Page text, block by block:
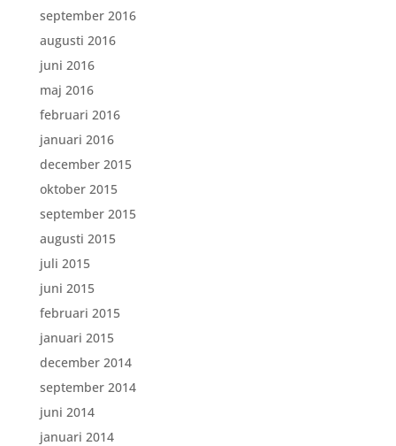
september 2016
augusti 2016
juni 2016
maj 2016
februari 2016
januari 2016
december 2015
oktober 2015
september 2015
augusti 2015
juli 2015
juni 2015
februari 2015
januari 2015
december 2014
september 2014
juni 2014
januari 2014